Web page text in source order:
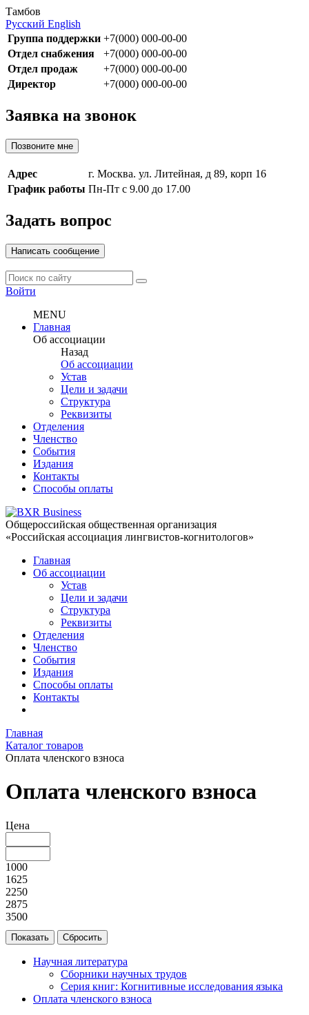
Тамбов
Русский English
Группа поддержки +7(000) 000-00-00
Отдел снабжения
+7(000) 000-00-00
Отдел продаж
+7(000) 000-00-00
Директор
+7(000) 000-00-00
Заявка на звонок
Позвоните мне
Адрес
г. Москва. ул. Литейная, д 89, корп 16
График работы Пн-Пт с 9.00 до 17.00
Задать вопрос
Написать сообщение
Войти
MENU
Главная
Об ассоциации
Назад
Об ассоциации
Устав
Цели и задачи
Структура
Реквизиты
Отделения
Членство
События
Издания
Контакты
Способы оплаты
Общероссийская общественная организация
«Российская ассоциация лингвистов-когнитологов»
Главная
Об ассоциации
Устав
Цели и задачи
Структура
Реквизиты
Отделения
Членство
События
Издания
Способы оплаты
Контакты
Главная
Каталог товаров
Оплата членского взноса
Оплата членского взноса
Цена
1000
1625
2250
2875
3500
Научная литература
Сборники научных трудов
Серия книг: Когнитивные исследования языка
Оплата членского взноса